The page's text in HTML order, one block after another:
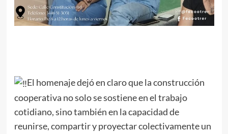
El homenaje dejó en claro que la construcción
cooperativa no solo se sostiene en el trabajo
cotidiano, sino también en la capacidad de
reunirse, compartir y proyectar colectivamente un